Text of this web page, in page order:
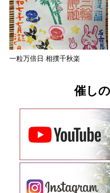
一粒万倍日 相撲千秋楽
催し